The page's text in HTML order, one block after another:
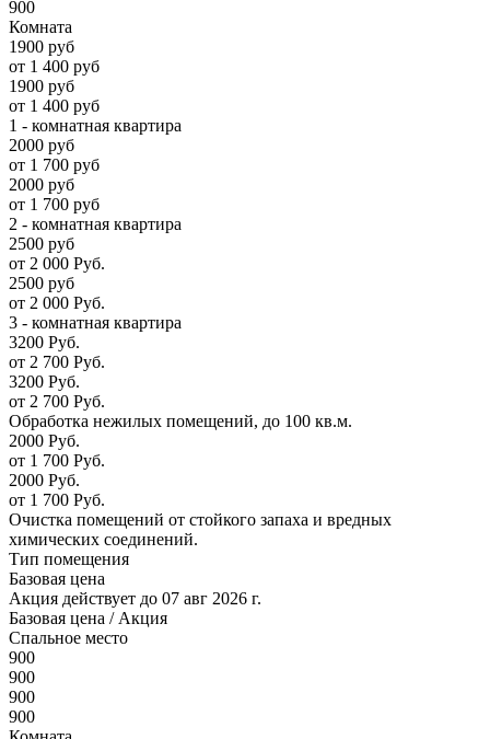
900
Комната
1900 руб
от 1 400 руб
1900 руб
от 1 400 руб
1 - комнатная квартира
2000 руб
от 1 700 руб
2000 руб
от 1 700 руб
2 - комнатная квартира
2500 руб
от 2 000 Руб.
2500 руб
от 2 000 Руб.
3 - комнатная квартира
3200 Руб.
от 2 700 Руб.
3200 Руб.
от 2 700 Руб.
Обработка нежилых помещений, до 100 кв.м.
2000 Руб.
от 1 700 Руб.
2000 Руб.
от 1 700 Руб.
Очистка помещений от стойкого запаха и вредных
химических соединений.
Тип помещения
Базовая цена
Акция действует до 07 авг 2026 г.
Базовая цена / Акция
Спальное место
900
900
900
900